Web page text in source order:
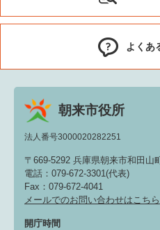
よくあ
朝来市役所
法人番号3000020282251
〒669-5292 兵庫県朝来市和田山
電話：079-672-3301(代表)
Fax：079-672-4041
メールでのお問い合わせはこちら
開庁時間